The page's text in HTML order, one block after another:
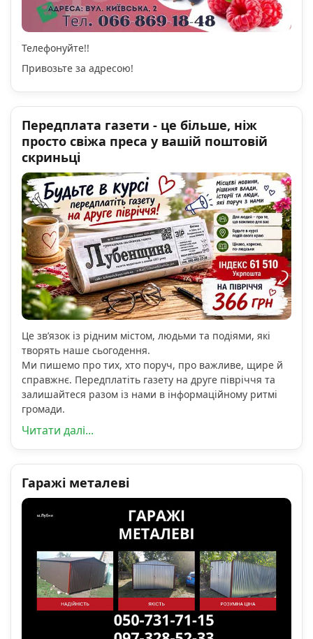
Телефонуйте!!
Привозьте за адресою!
Передплата газети - це більше, ніж
просто свіжа преса у вашій поштовій
скриньці
Це зв’язок із рідним містом, людьми та подіями, які
творять наше сьогодення.
Ми пишемо про тих, хто поруч, про важливе, щире й
справжнє. Передплатіть газету на друге півріччя та
залишайтеся разом із нами в інформаційному ритмі
громади.
Читати далі...
Гаражі металеві